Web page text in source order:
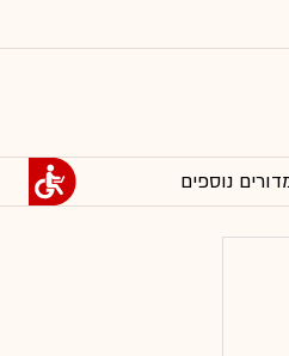
נוספים